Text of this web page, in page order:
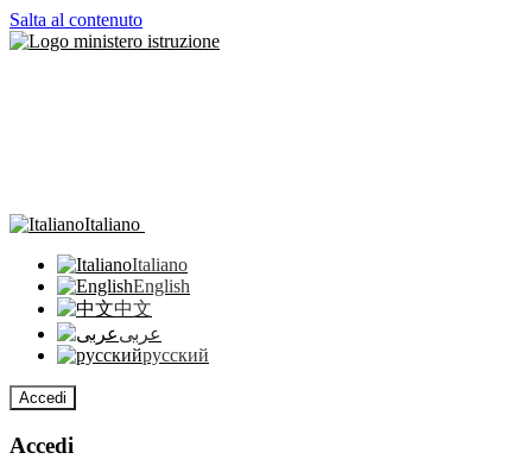
Salta al contenuto
Italiano
Italiano
English
中文
عربى
русский
Accedi
Accedi